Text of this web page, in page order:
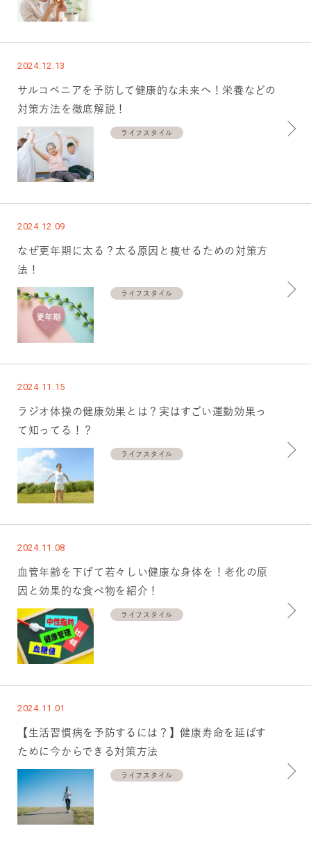
2024.12.13
サルコペニアを予防して健康的な未来へ！栄養などの
対策方法を徹底解説！
ライフスタイル
2024.12.09
なぜ更年期に太る？太る原因と痩せるための対策方
法！
ライフスタイル
2024.11.15
ラジオ体操の健康効果とは？実はすごい運動効果っ
て知ってる！？
ライフスタイル
2024.11.08
血管年齢を下げて若々しい健康な身体を！老化の原
因と効果的な食べ物を紹介！
ライフスタイル
2024.11.01
【生活習慣病を予防するには？】健康寿命を延ばす
ために今からできる対策方法
ライフスタイル